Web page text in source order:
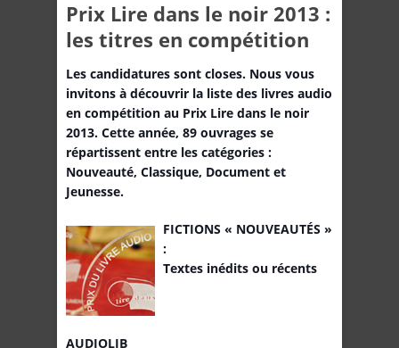
Prix Lire dans le noir 2013 :
les titres en compétition
Les candidatures sont closes. Nous vous
invitons à découvrir la liste des livres audio
en compétition au Prix Lire dans le noir
2013. Cette année, 89 ouvrages se
répartissent entre les catégories :
Nouveauté, Classique, Document et
Jeunesse.
FICTIONS « NOUVEAUTÉS »
:
Textes inédits ou récents
AUDIOLIB